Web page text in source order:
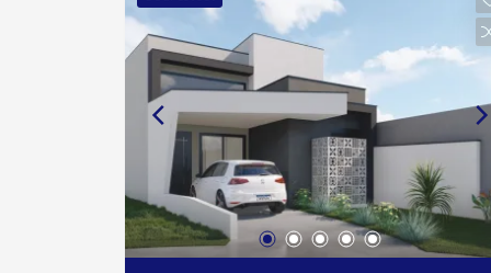
distância. Acessos e deslocamento:
Aproximadamente 10 a 15 minutos do
Centro de Sorocaba Fácil acesso à
Rodovia Castelo Branco Rápido acesso
à Rodovia Raposo Tavares Ideal para
quem busca um imóvel bem construído,
moderno, bem localizado e pronto para
evoluir com tecnologia. Entre em
contato para mais informações e
agende uma visita.
Espaço gourmet, ideal para momentos
de lazer Garagem: 2 vagas Condomínio
com infraestrutura completa: Clube
completo Piscina Academia Quadras
esportivas Pista de caminhada
Mercado interno e feira Capela Duas
portarias com segurança Imóvel
perfeito para quem busca qualidade de
vida, segurança e comodidade, com
fácil acesso às principais vias. Agende